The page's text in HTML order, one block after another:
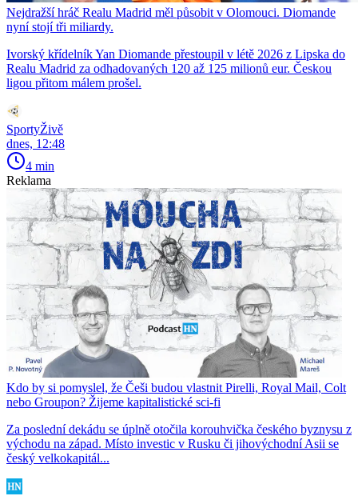
Nejdražší hráč Realu Madrid měl působit v Olomouci. Diomande
nyní stojí tři miliardy.
Ivorský křídelník Yan Diomande přestoupil v létě 2026 z Lipska do
Realu Madrid za odhadovaných 120 až 125 milionů eur. Českou
ligou přitom málem prošel.
SportyŽivě
dnes, 12:48
4 min
Reklama
Kdo by si pomyslel, že Češi budou vlastnit Pirelli, Royal Mail, Colt
nebo Groupon? Žijeme kapitalistické sci-fi
Za poslední dekádu se úplně otočila korouhvička českého byznysu z
východu na západ. Místo investic v Rusku či jihovýchodní Asii se
český velkokapitál...